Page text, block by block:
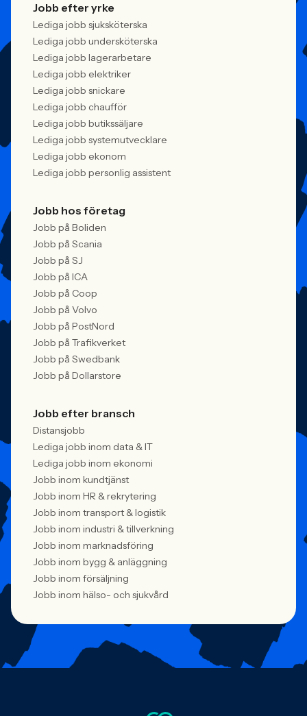
Jobb efter yrke
Lediga jobb sjuksköterska
Lediga jobb undersköterska
Lediga jobb lagerarbetare
Lediga jobb elektriker
Lediga jobb snickare
Lediga jobb chaufför
Lediga jobb butikssäljare
Lediga jobb systemutvecklare
Lediga jobb ekonom
Lediga jobb personlig assistent
Jobb hos företag
Jobb på Boliden
Jobb på Scania
Jobb på SJ
Jobb på ICA
Jobb på Coop
Jobb på Volvo
Jobb på PostNord
Jobb på Trafikverket
Jobb på Swedbank
Jobb på Dollarstore
Jobb efter bransch
Distansjobb
Lediga jobb inom data & IT
Lediga jobb inom ekonomi
Jobb inom kundtjänst
Jobb inom HR & rekrytering
Jobb inom transport & logistik
Jobb inom industri & tillverkning
Jobb inom marknadsföring
Jobb inom bygg & anläggning
Jobb inom försäljning
Jobb inom hälso- och sjukvård